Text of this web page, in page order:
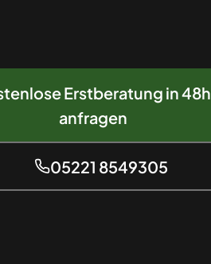
Erstberatung in 48h
anfragen
05221 8549305